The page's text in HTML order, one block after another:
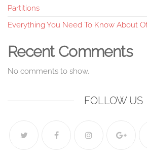
Partitions
Everything You Need To Know About
Recent Comments
No comments to show.
FOLLOW US